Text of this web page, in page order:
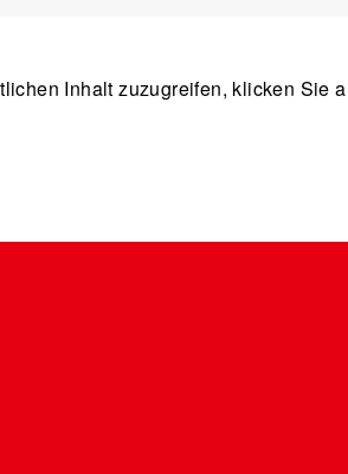
Inhalt zuzugreifen, klicken Sie